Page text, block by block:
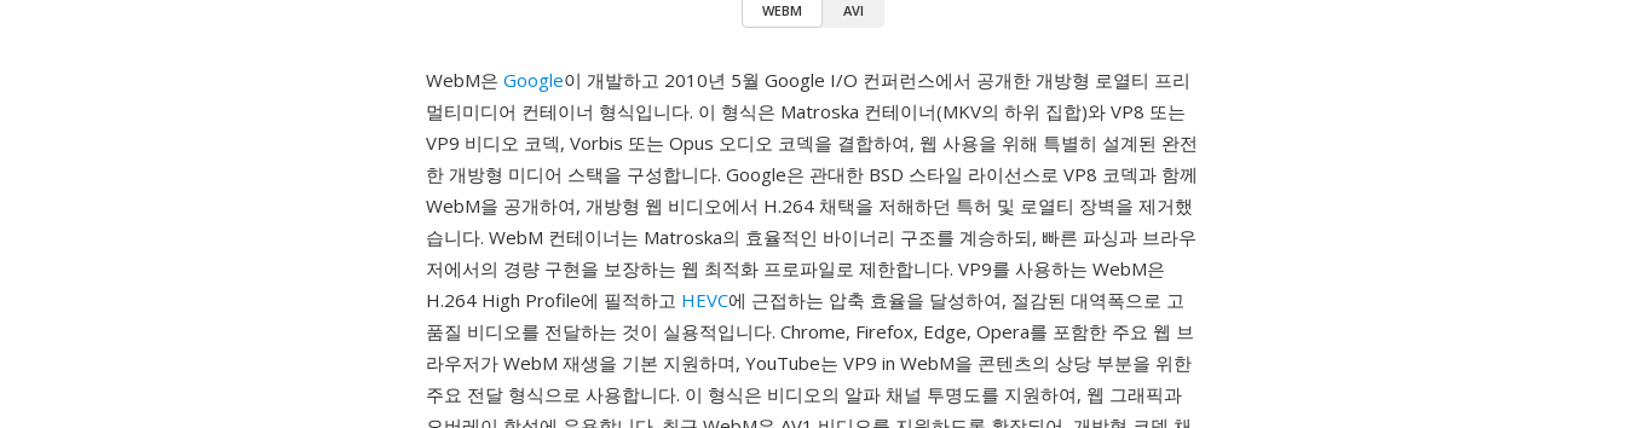
WEBM AVI
WebM은 Google이 개발하고 2010년 5월 Google I/O 컨퍼런스에서 공개한 개방형 로열티 프리
멀티미디어 컨테이너 형식입니다. 이 형식은 Matroska 컨테이너(MKV의 하위 집합)와 VP8 또는
VP9 비디오 코덱, Vorbis 또는 Opus 오디오 코덱을 결합하여, 웹 사용을 위해 특별히 설계된 완전
한 개방형 미디어 스택을 구성합니다. Google은 관대한 BSD 스타일 라이선스로 VP8 코덱과 함께
WebM을 공개하여, 개방형 웹 비디오에서 H.264 채택을 저해하던 특허 및 로열티 장벽을 제거했
습니다. WebM 컨테이너는 Matroska의 효율적인 바이너리 구조를 계승하되, 빠른 파싱과 브라우
저에서의 경량 구현을 보장하는 웹 최적화 프로파일로 제한합니다. VP9를 사용하는 WebM은
H.264 High Profile에 필적하고 HEVC에 근접하는 압축 효율을 달성하여, 절감된 대역폭으로 고
품질 비디오를 전달하는 것이 실용적입니다. Chrome, Firefox, Edge, Opera를 포함한 주요 웹 브
라우저가 WebM 재생을 기본 지원하며, YouTube는 VP9 in WebM을 콘텐츠의 상당 부분을 위한
주요 전달 형식으로 사용합니다. 이 형식은 비디오의 알파 채널 투명도를 지원하여, 웹 그래픽과